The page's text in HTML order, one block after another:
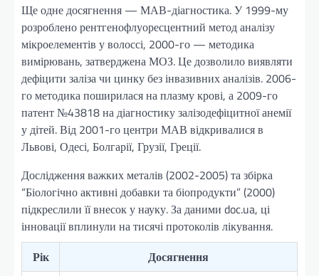
Ще одне досягнення — МАВ-діагностика. У 1999-му
розроблено рентгенофлуоресцентний метод аналізу
мікроелементів у волоссі, 2000-го — методика
вимірювань, затверджена МОЗ. Це дозволило виявляти
дефіцити заліза чи цинку без інвазивних аналізів. 2006-
го методика поширилася на плазму крові, а 2009-го
патент №43818 на діагностику залізодефіцитної анемії
у дітей. Від 2001-го центри МАВ відкривалися в
Львові, Одесі, Болгарії, Грузії, Греції.
Дослідження важких металів (2002-2005) та збірка
“Біологічно активні добавки та біопродукти” (2000)
підкреслили її внесок у науку. За даними doc.ua, ці
інновації вплинули на тисячі протоколів лікування.
Рік
Досягнення